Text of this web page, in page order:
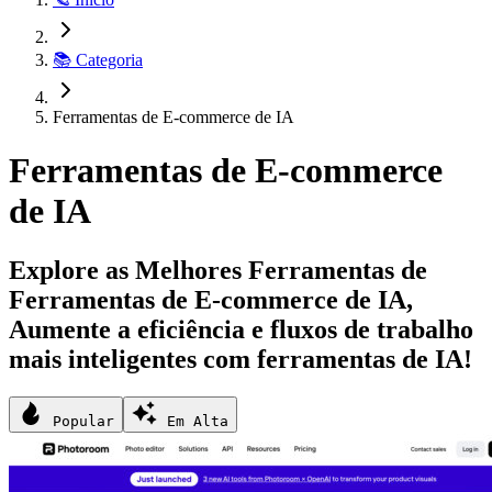
📚 Categoria
Ferramentas de E-commerce de IA
Ferramentas de E-commerce
de IA
Explore as Melhores Ferramentas de
Ferramentas de E-commerce de IA,
Aumente a eficiência e fluxos de trabalho
mais inteligentes com ferramentas de IA!
Popular Em Alta